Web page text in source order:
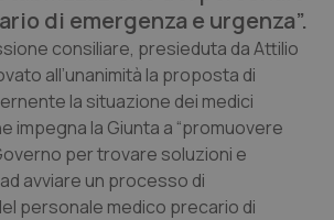
di emergenza e urgenza”.
consiliare, presieduta da Attilio
all’unanimità la proposta di
la situazione dei medici
impegna la Giunta a “promuovere
per trovare soluzioni e
avviare un processo di
personale medico precario di